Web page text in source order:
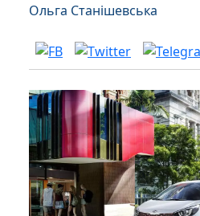
Ольга Станішевська